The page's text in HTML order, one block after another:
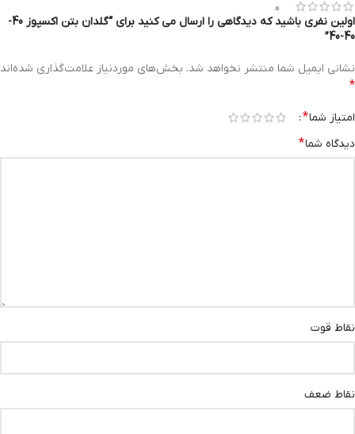
0
اولین نفری باشید که دیدگاهی را ارسال می کنید برای “گلدان بتن اکسپوز 40-
40-40”
نشانی ایمیل شما منتشر نخواهد شد. بخش‌های موردنیاز علامت‌گذاری شده‌اند
*
امتیاز شما*
دیدگاه شما*
نقاط قوت
نقاط ضعف